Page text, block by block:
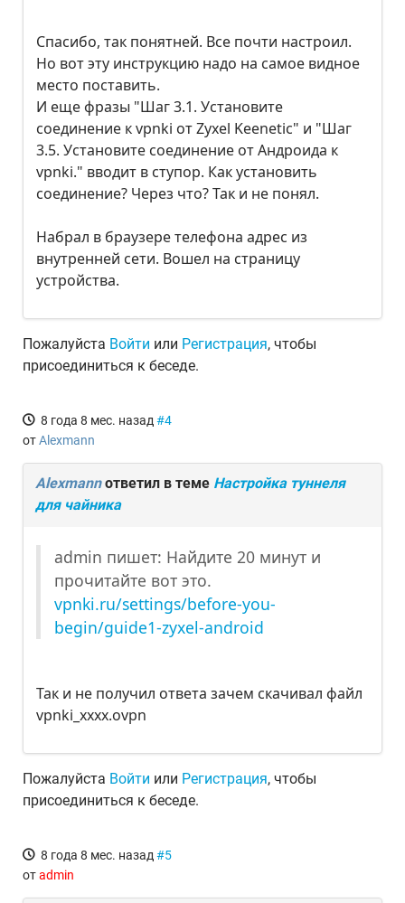
Спасибо, так понятней. Все почти настроил.
Но вот эту инструкцию надо на самое видное
место поставить.
И еще фразы "Шаг 3.1. Установите
соединение к vpnki от Zyxel Keenetic" и "Шаг
3.5. Установите соединение от Андроида к
vpnki." вводит в ступор. Как установить
соединение? Через что? Так и не понял.
Набрал в браузере телефона адрес из
внутренней сети. Вошел на страницу
устройства.
Пожалуйста Войти или Регистрация, чтобы
присоединиться к беседе.
8 года 8 мес. назад #4
отAlexmann
Alexmannответил в теме Настройка туннеля
для чайника
admin пишет: Найдите 20 минут и
прочитайте вот это.
vpnki.ru/settings/before-you-
begin/guide1-zyxel-android
Так и не получил ответа зачем скачивал файл
vpnki_хххх.ovpn
Пожалуйста Войти или Регистрация, чтобы
присоединиться к беседе.
8 года 8 мес. назад #5
отadmin